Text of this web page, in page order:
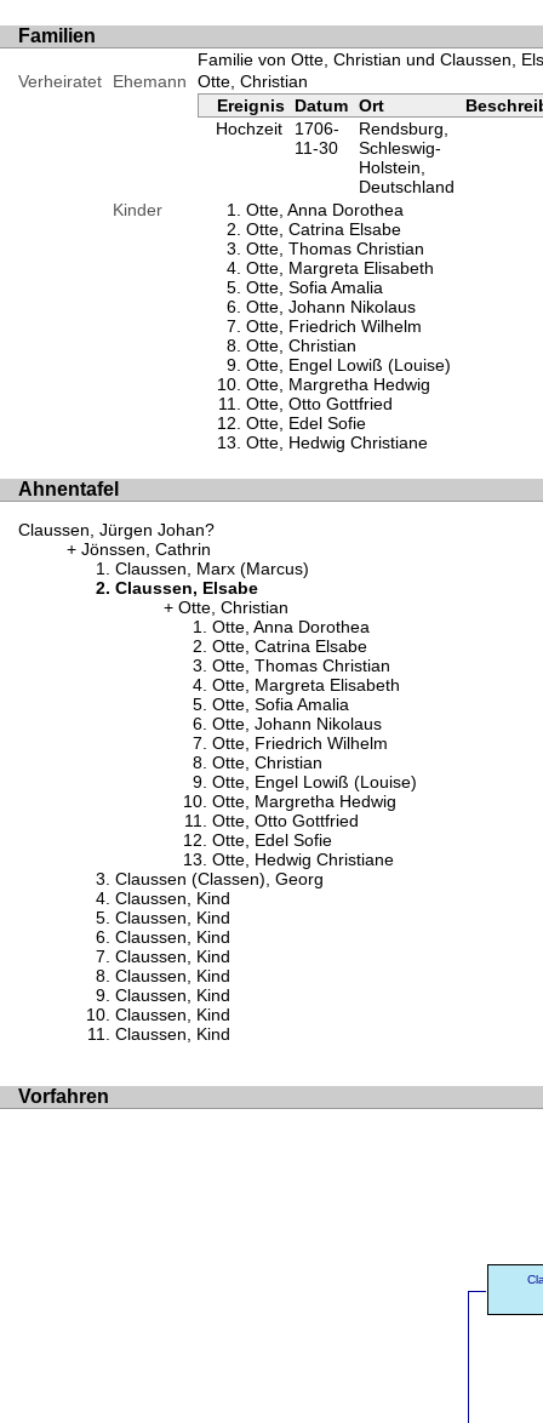
Familien
Familie von Otte, Christian und Claussen,
Verheiratet
Ehemann
Otte, Christian
Ereignis Datum Ort
Hochzeit
1706-
11-30
Rendsburg,
Schleswig-
Holstein,
Deutschland
Kinder
Otte, Anna Dorothea
Otte, Catrina Elsabe
Otte, Thomas Christian
Otte, Margreta Elisabeth
Otte, Sofia Amalia
Otte, Johann Nikolaus
Otte, Friedrich Wilhelm
Otte, Christian
Otte, Engel Lowiß (Louise)
Otte, Margretha Hedwig
Otte, Otto Gottfried
Otte, Edel Sofie
Otte, Hedwig Christiane
Ahnentafel
Claussen, Jürgen Johan?
Jönssen, Cathrin
Claussen, Marx (Marcus)
Claussen, Elsabe
Otte, Christian
Otte, Anna Dorothea
Otte, Catrina Elsabe
Otte, Thomas Christian
Otte, Margreta Elisabeth
Otte, Sofia Amalia
Otte, Johann Nikolaus
Otte, Friedrich Wilhelm
Otte, Christian
Otte, Engel Lowiß (Louise)
Otte, Margretha Hedwig
Otte, Otto Gottfried
Otte, Edel Sofie
Otte, Hedwig Christiane
Claussen (Classen), Georg
Claussen, Kind
Claussen, Kind
Claussen, Kind
Claussen, Kind
Claussen, Kind
Claussen, Kind
Claussen, Kind
Claussen, Kind
Vorfahren